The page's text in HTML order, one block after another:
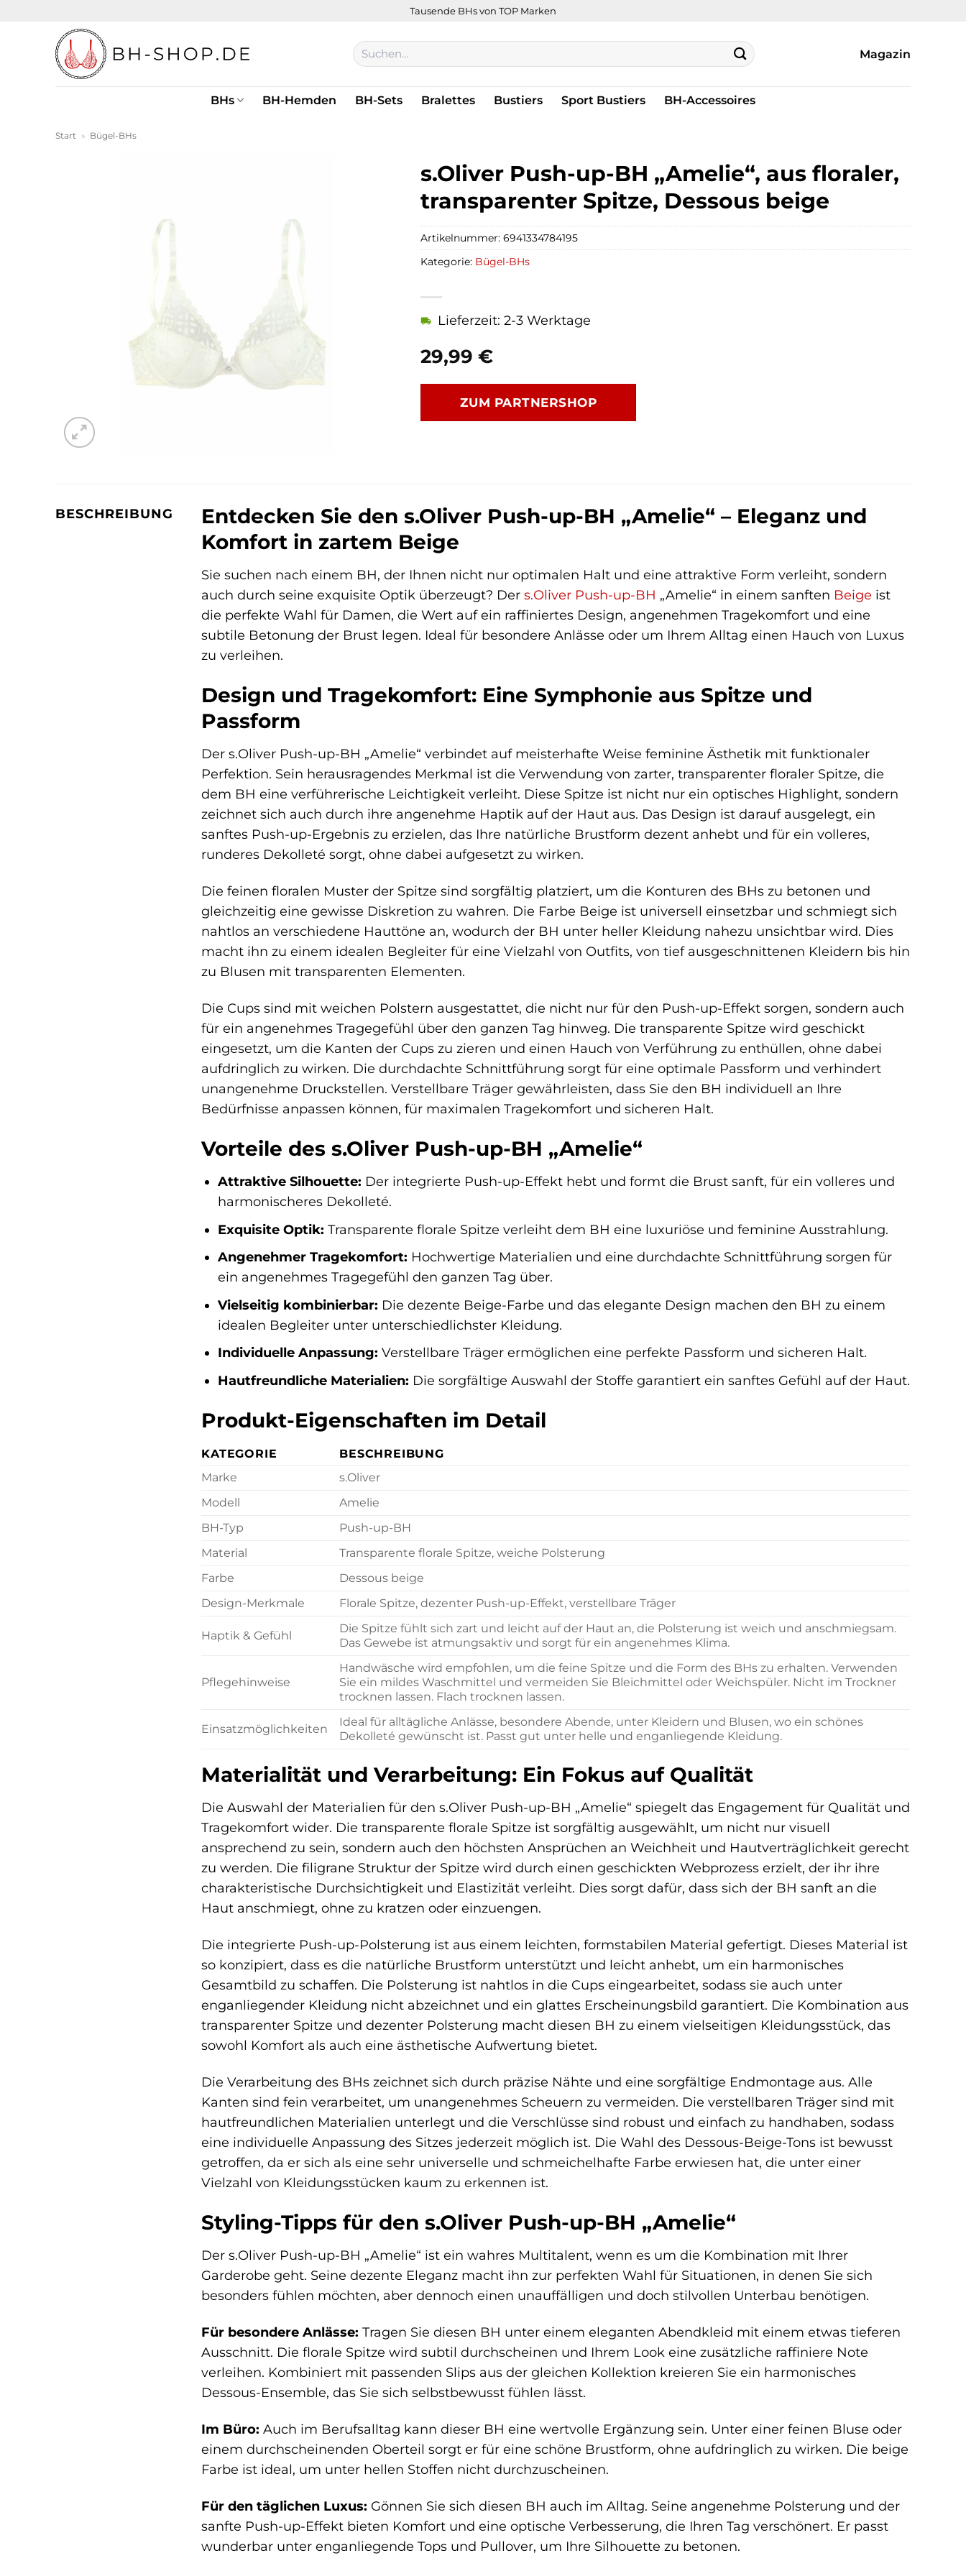
springen
Tausende BHs von TOP Marken
Suchen
nach:
Magazin
BHs BH-Hemden BH-Sets Bralettes Bustiers Sport Bustiers BH-Accessoires
Start » Bügel-BHs
s.Oliver Push-up-BH „Amelie“, aus floraler,
transparenter Spitze, Dessous beige
29,99€
Lieferzeit: 2-3 Werktage
ZUM PARTNERSHOP
Artikelnummer:6941334784195
Kategorie: Bügel-BHs
BESCHREIBUNG
Entdecken Sie den s.Oliver Push-up-BH „Amelie“ – Eleganz und
Komfort in zartem Beige
Sie suchen nach einem BH, der Ihnen nicht nur optimalen Halt und eine attraktive Form verleiht, sondern
auch durch seine exquisite Optik überzeugt? Ders.Oliver Push-up-BH „Amelie“ in einem sanften Beige ist
die perfekte Wahl für Damen, die Wert auf ein raffiniertes Design, angenehmen Tragekomfort und eine
subtile Betonung der Brust legen. Ideal für besondere Anlässe oder um Ihrem Alltag einen Hauch von Luxus
zu verleihen.
Design und Tragekomfort: Eine Symphonie aus Spitze und
Passform
Der s.Oliver Push-up-BH „Amelie“ verbindet auf meisterhafte Weise feminine Ästhetik mit funktionaler
Perfektion. Sein herausragendes Merkmal ist die Verwendung von zarter, transparenter floraler Spitze, die
dem BH eine verführerische Leichtigkeit verleiht. Diese Spitze ist nicht nur ein optisches Highlight, sondern
zeichnet sich auch durch ihre angenehme Haptik auf der Haut aus. Das Design ist darauf ausgelegt, ein
sanftes Push-up-Ergebnis zu erzielen, das Ihre natürliche Brustform dezent anhebt und für ein volleres,
runderes Dekolleté sorgt, ohne dabei aufgesetzt zu wirken.
Die feinen floralen Muster der Spitze sind sorgfältig platziert, um die Konturen des BHs zu betonen und
gleichzeitig eine gewisse Diskretion zu wahren. Die Farbe Beige ist universell einsetzbar und schmiegt sich
nahtlos an verschiedene Hauttöne an, wodurch der BH unter heller Kleidung nahezu unsichtbar wird. Dies
macht ihn zu einem idealen Begleiter für eine Vielzahl von Outfits, von tief ausgeschnittenen Kleidern bis hin
zu Blusen mit transparenten Elementen.
Die Cups sind mit weichen Polstern ausgestattet, die nicht nur für den Push-up-Effekt sorgen, sondern auch
für ein angenehmes Tragegefühl über den ganzen Tag hinweg. Die transparente Spitze wird geschickt
eingesetzt, um die Kanten der Cups zu zieren und einen Hauch von Verführung zu enthüllen, ohne dabei
aufdringlich zu wirken. Die durchdachte Schnittführung sorgt für eine optimale Passform und verhindert
unangenehme Druckstellen. Verstellbare Träger gewährleisten, dass Sie den BH individuell an Ihre
Bedürfnisse anpassen können, für maximalen Tragekomfort und sicheren Halt.
Vorteile des s.Oliver Push-up-BH „Amelie“
Attraktive Silhouette: Der integrierte Push-up-Effekt hebt und formt die Brust sanft, für ein volleres und
harmonischeres Dekolleté.
Exquisite Optik: Transparente florale Spitze verleiht dem BH eine luxuriöse und feminine Ausstrahlung.
Angenehmer Tragekomfort: Hochwertige Materialien und eine durchdachte Schnittführung sorgen für
ein angenehmes Tragegefühl den ganzen Tag über.
Vielseitig kombinierbar: Die dezente Beige-Farbe und das elegante Design machen den BH zu einem
idealen Begleiter unter unterschiedlichster Kleidung.
Individuelle Anpassung: Verstellbare Träger ermöglichen eine perfekte Passform und sicheren Halt.
Hautfreundliche Materialien: Die sorgfältige Auswahl der Stoffe garantiert ein sanftes Gefühl auf der Haut.
Produkt-Eigenschaften im Detail
KATEGORIE
BESCHREIBUNG
Marke
s.Oliver
Modell
Amelie
BH-Typ
Push-up-BH
Material
Transparente florale Spitze, weiche Polsterung
Farbe
Dessous beige
Design-Merkmale
Florale Spitze, dezenter Push-up-Effekt, verstellbare Träger
Haptik & Gefühl
Die Spitze fühlt sich zart und leicht auf der Haut an, die Polsterung ist weich und anschmiegsam.
Das Gewebe ist atmungsaktiv und sorgt für ein angenehmes Klima.
Pflegehinweise
Handwäsche wird empfohlen, um die feine Spitze und die Form des BHs zu erhalten. Verwenden
Sie ein mildes Waschmittel und vermeiden Sie Bleichmittel oder Weichspüler. Nicht im Trockner
trocknen lassen. Flach trocknen lassen.
Einsatzmöglichkeiten
Ideal für alltägliche Anlässe, besondere Abende, unter Kleidern und Blusen, wo ein schönes
Dekolleté gewünscht ist. Passt gut unter helle und enganliegende Kleidung.
Materialität und Verarbeitung: Ein Fokus auf Qualität
Die Auswahl der Materialien für den s.Oliver Push-up-BH „Amelie“ spiegelt das Engagement für Qualität und
Tragekomfort wider. Die transparente florale Spitze ist sorgfältig ausgewählt, um nicht nur visuell
ansprechend zu sein, sondern auch den höchsten Ansprüchen an Weichheit und Hautverträglichkeit gerecht
zu werden. Die filigrane Struktur der Spitze wird durch einen geschickten Webprozess erzielt, der ihr ihre
charakteristische Durchsichtigkeit und Elastizität verleiht. Dies sorgt dafür, dass sich der BH sanft an die
Haut anschmiegt, ohne zu kratzen oder einzuengen.
Die integrierte Push-up-Polsterung ist aus einem leichten, formstabilen Material gefertigt. Dieses Material ist
so konzipiert, dass es die natürliche Brustform unterstützt und leicht anhebt, um ein harmonisches
Gesamtbild zu schaffen. Die Polsterung ist nahtlos in die Cups eingearbeitet, sodass sie auch unter
enganliegender Kleidung nicht abzeichnet und ein glattes Erscheinungsbild garantiert. Die Kombination aus
transparenter Spitze und dezenter Polsterung macht diesen BH zu einem vielseitigen Kleidungsstück, das
sowohl Komfort als auch eine ästhetische Aufwertung bietet.
Die Verarbeitung des BHs zeichnet sich durch präzise Nähte und eine sorgfältige Endmontage aus. Alle
Kanten sind fein verarbeitet, um unangenehmes Scheuern zu vermeiden. Die verstellbaren Träger sind mit
hautfreundlichen Materialien unterlegt und die Verschlüsse sind robust und einfach zu handhaben, sodass
eine individuelle Anpassung des Sitzes jederzeit möglich ist. Die Wahl des Dessous-Beige-Tons ist bewusst
getroffen, da er sich als eine sehr universelle und schmeichelhafte Farbe erwiesen hat, die unter einer
Vielzahl von Kleidungsstücken kaum zu erkennen ist.
Styling-Tipps für den s.Oliver Push-up-BH „Amelie“
Der s.Oliver Push-up-BH „Amelie“ ist ein wahres Multitalent, wenn es um die Kombination mit Ihrer
Garderobe geht. Seine dezente Eleganz macht ihn zur perfekten Wahl für Situationen, in denen Sie sich
besonders fühlen möchten, aber dennoch einen unauffälligen und doch stilvollen Unterbau benötigen.
Für besondere Anlässe: Tragen Sie diesen BH unter einem eleganten Abendkleid mit einem etwas tieferen
Ausschnitt. Die florale Spitze wird subtil durchscheinen und Ihrem Look eine zusätzliche raffiniere Note
verleihen. Kombiniert mit passenden Slips aus der gleichen Kollektion kreieren Sie ein harmonisches
Dessous-Ensemble, das Sie sich selbstbewusst fühlen lässt.
Im Büro: Auch im Berufsalltag kann dieser BH eine wertvolle Ergänzung sein. Unter einer feinen Bluse oder
einem durchscheinenden Oberteil sorgt er für eine schöne Brustform, ohne aufdringlich zu wirken. Die beige
Farbe ist ideal, um unter hellen Stoffen nicht durchzuscheinen.
Für den täglichen Luxus: Gönnen Sie sich diesen BH auch im Alltag. Seine angenehme Polsterung und der
sanfte Push-up-Effekt bieten Komfort und eine optische Verbesserung, die Ihren Tag verschönert. Er passt
wunderbar unter enganliegende Tops und Pullover, um Ihre Silhouette zu betonen.